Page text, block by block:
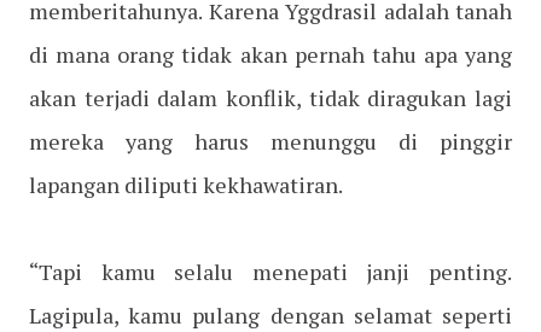
memberitahunya. Karena Yggdrasil adalah tanah
di mana orang tidak akan pernah tahu apa yang
akan terjadi dalam konflik, tidak diragukan lagi
mereka yang harus menunggu di pinggir
lapangan diliputi kekhawatiran.
“Tapi kamu selalu menepati janji penting.
Lagipula, kamu pulang dengan selamat seperti